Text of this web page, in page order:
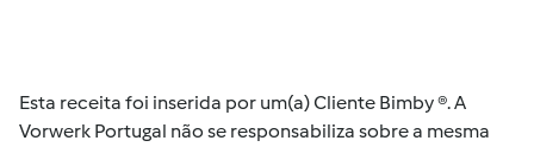
Esta receita foi inserida por um(a) Cliente Bimby ®. A
Vorwerk Portugal não se responsabiliza sobre a mesma